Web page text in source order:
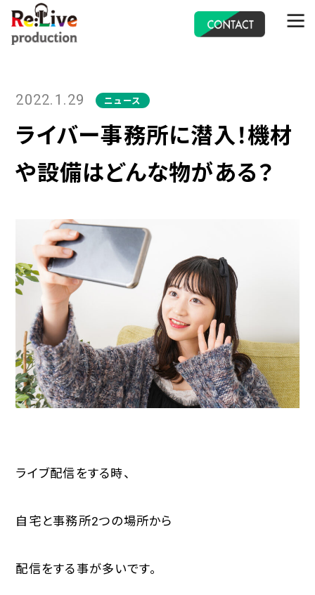
- アカデミーレッスン
- インフルエンサーマーケティング
- 企業情報
- 採用情報
ニュース
- ニュース一覧
CONTACT
お問い合わせ
- 企業様はこちら
- 所属をご希望の方はこちら
- インフルエンサーをご希望の方はこちら
- 代理店募集はこちらから
2022.1.29 ニュース
ライバー事務所に潜入！機材
や設備はどんな物がある？
ライブ配信をする時、
自宅と事務所2つの場所から
配信をする事が多いです。